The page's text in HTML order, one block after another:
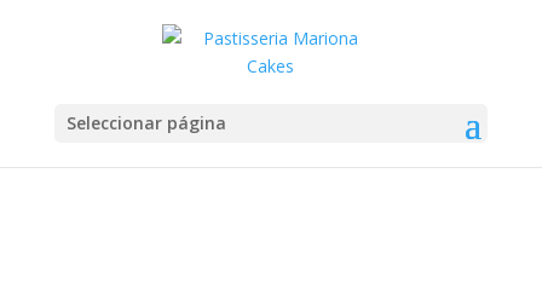
Seleccionar página